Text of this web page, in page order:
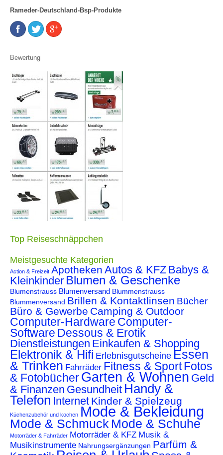
Rameder-Deutschland-Bsp-Produkte
Bewertung
Top Reiseschnäppchen
Meistgesuchte Kategorien
Action & Freizeit Apotheken Autos & KFZ Babys &
Kleinkinder Blumen & Geschenke
Blumenstrauss Blumenversand Blummenstrauss
Blummenversand Brillen & Kontaktlinsen Bücher
Büro & Gewerbe Camping & Outdoor
Computer-Hardware Computer-
Software Dessous & Erotik
Dienstleistungen Einkaufen & Shopping
Elektronik & Hifi Erlebnisgutscheine Essen
& Trinken Fahrräder Fitness & SportFotos
& FotobücherGarten & Wohnen Geld
& Finanzen Gesundheit Handy &
Telefon Internet Kinder & Spielzeug
Küchenzubehör und kochen Mode & Bekleidung
Mode & Schmuck Mode & Schuhe
Motorräder & Fahrräder Motorräder & KFZ Musik &
Musikinstrumente Nahrungsergänzungen Parfüm &